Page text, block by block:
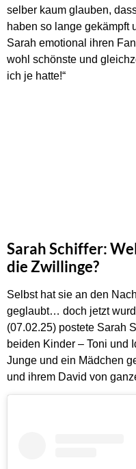
selber kaum glauben,
haben so lange gekämpft
Sarah emotional ihren
wohl schönste und
ich je hatte!“
Sarah Schiffer:
die Zwillinge?
Selbst hat sie an den
geglaubt… doch jetzt
(07.02.25) postete Sarah
beiden Kinder – Toni und
Junge und ein Mädchen
und ihrem David von